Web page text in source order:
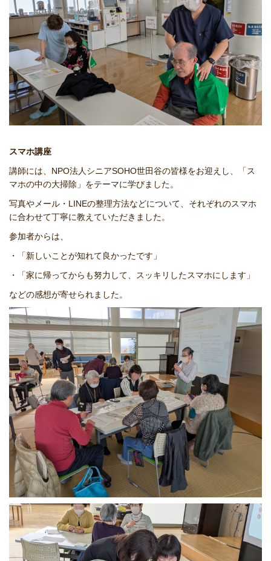
スマホ講座
講師には、NPO法人シニアSOHO世田谷の皆様をお迎えし、「ス
マホの中の大掃除」をテーマに学びました。
写真やメール・LINEの整理方法などについて、それぞれのスマホ
に合わせて丁寧に教えていただきました。
参加者からは、
・「新しいことが知れて良かったです」
・「家に帰ってからも努力して、スッキリしたスマホにします」
などの感想が寄せられました。